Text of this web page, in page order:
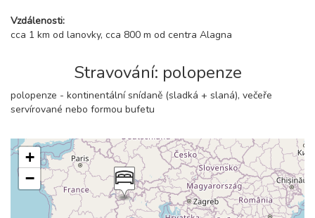
Vzdálenosti:
cca 1 km od lanovky, cca 800 m od centra Alagna
Stravování: polopenze
polopenze - kontinentální snídaně (sladká + slaná), večeře
servírované nebo formou bufetu
+
−